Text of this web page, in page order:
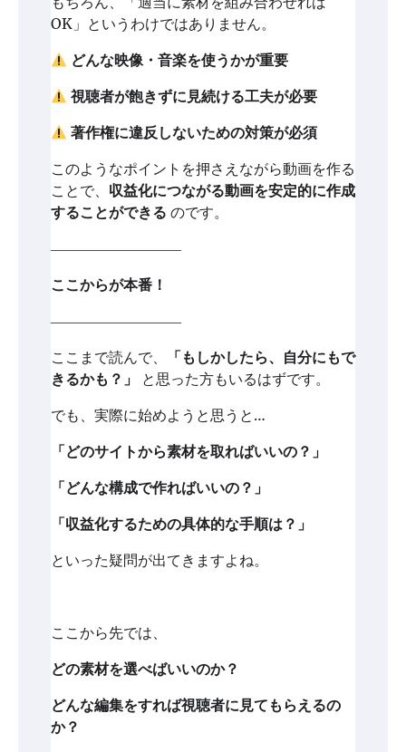
OK」というわけではありません。
どんな映像・音楽を使うかが重要
視聴者が飽きずに見続ける工夫が必要
著作権に違反しないための対策が必須
このようなポイントを押さえながら動画を作る
ことで、 収益化につながる動画を安定的に作成
することができる のです。
―――――――――
ここからが本番！
―――――――――
ここまで読んで、
「もしかしたら、自分にもで
きるかも？」
と思った方もいるはずです。
でも、実際に始めようと思うと…
「どのサイトから素材を取ればいいの？」
「どんな構成で作ればいいの？」
「収益化するための具体的な手順は？」
といった疑問が出てきますよね。
ここから先では、
どの素材を選べばいいのか？
どんな編集をすれば視聴者に見てもらえるの
か？